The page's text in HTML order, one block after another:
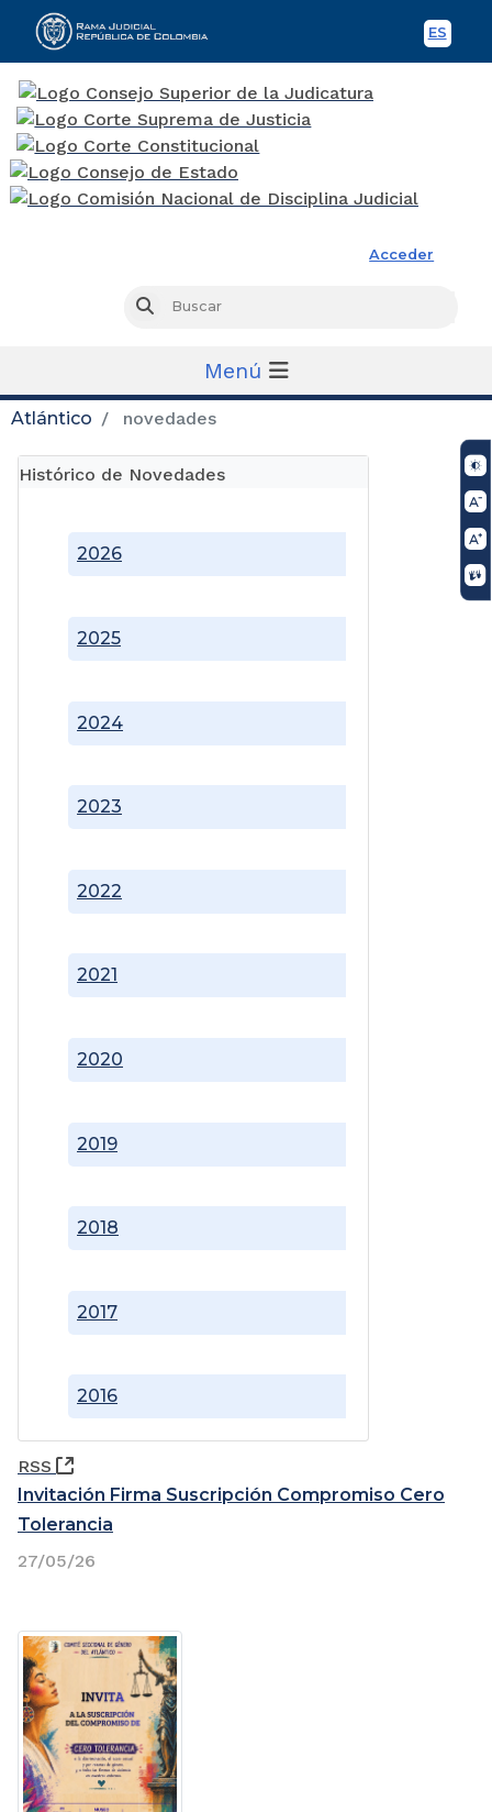
ES
Acceder
Buscar
Menú
Atlántico novedades
Histórico de Novedades
2016
2017
2018
2019
2020
2021
2022
2023
2024
2025
2026
RSS
(Abre una nueva ventana)
Invitación Firma Suscripción Compromiso Cero
Tolerancia
27/05/26